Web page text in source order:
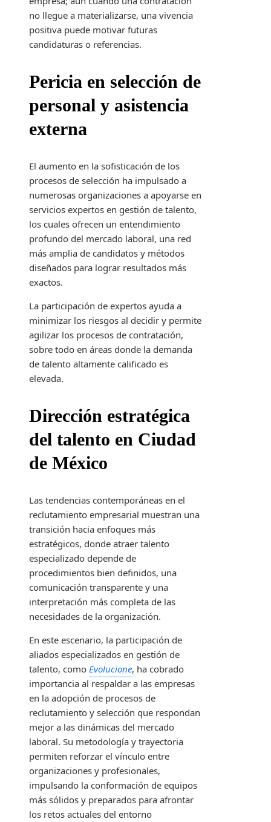
no llegue a materializarse, una vivencia
positiva puede motivar futuras
candidaturas o referencias.
Pericia en selección de
personal y asistencia
externa
El aumento en la sofisticación de los
procesos de selección ha impulsado a
numerosas organizaciones a apoyarse en
servicios expertos en gestión de talento,
los cuales ofrecen un entendimiento
profundo del mercado laboral, una red
más amplia de candidatos y métodos
diseñados para lograr resultados más
exactos.
La participación de expertos ayuda a
minimizar los riesgos al decidir y permite
agilizar los procesos de contratación,
sobre todo en áreas donde la demanda
de talento altamente calificado es
elevada.
Dirección estratégica
del talento en Ciudad
de México
Las tendencias contemporáneas en el
reclutamiento empresarial muestran una
transición hacia enfoques más
estratégicos, donde atraer talento
especializado depende de
procedimientos bien definidos, una
comunicación transparente y una
interpretación más completa de las
necesidades de la organización.
En este escenario, la participación de
aliados especializados en gestión de
talento, como Evolucione, ha cobrado
importancia al respaldar a las empresas
en la adopción de procesos de
reclutamiento y selección que respondan
mejor a las dinámicas del mercado
laboral. Su metodología y trayectoria
permiten reforzar el vínculo entre
organizaciones y profesionales,
impulsando la conformación de equipos
más sólidos y preparados para afrontar
los retos actuales del entorno